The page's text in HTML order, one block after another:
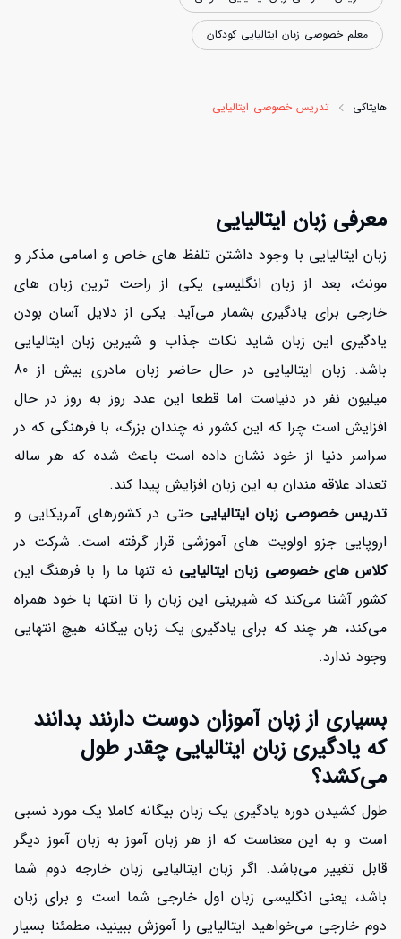
معلم خصوصی زبان ایتالیایی کودکان
هایتاکی تدریس خصوصی ایتالیایی
معرفی زبان ایتالیایی
زبان ایتالیایی با وجود داشتن تلفظ های خاص و اسامی مذکر و
مونث، بعد از زبان انگلیسی یکی از راحت ترین زبان های
خارجی برای یادگیری بشمار می‌آید. یکی از دلایل آسان بودن
یادگیری این زبان شاید نکات جذاب و شیرین زبان ایتالیایی
باشد. زبان ایتالیایی در حال حاضر زبان مادری بیش از 80
میلیون نفر در دنیاست اما قطعا این عدد روز به روز در حال
افزایش است چرا که این کشور نه چندان بزرگ، با فرهنگی که در
سراسر دنیا از خود نشان داده است باعث شده که هر ساله
تعداد علاقه مندان به این زبان افزایش پیدا کند.
تدریس خصوصی زبان ایتالیایی حتی در کشورهای آمریکایی و
اروپایی جزو اولویت های آموزشی قرار گرفته است. شرکت در
کلاس های خصوصی زبان ایتالیایی نه تنها ما را با فرهنگ این
کشور آشنا می‌کند که شیرینی این زبان را تا انتها با خود همراه
می‌کند، هر چند که برای یادگیری یک زبان بیگانه هیچ انتهایی
وجود ندارد.
بسیاری از زبان آموزان دوست دارنند بدانند
که یادگیری زبان ایتالیایی چقدر طول
می‌کشد؟
طول کشیدن دوره یادگیری یک زبان بیگانه کاملا یک مورد نسبی
است و به این معناست که از هر زبان آموز به زبان آموز دیگر
قابل تغییر می‌باشد. اگر زبان ایتالیایی زبان خارجه دوم شما
باشد، یعنی انگلیسی زبان اول خارجی شما است و برای زبان
دوم خارجی می‌خواهید ایتالیایی را آموزش ببینید، مطمئنا بسیار